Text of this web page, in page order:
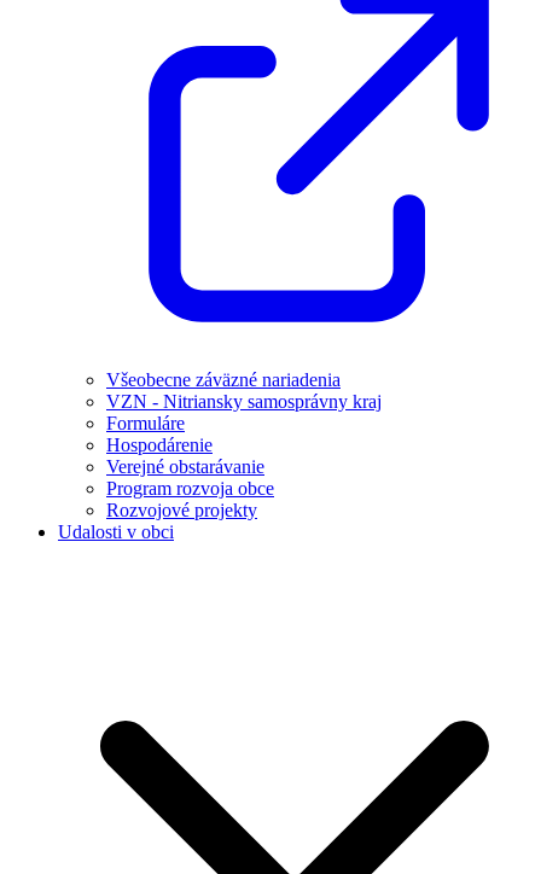
Všeobecne záväzné nariadenia
VZN - Nitriansky samosprávny kraj
Formuláre
Hospodárenie
Verejné obstarávanie
Program rozvoja obce
Rozvojové projekty
Udalosti v obci